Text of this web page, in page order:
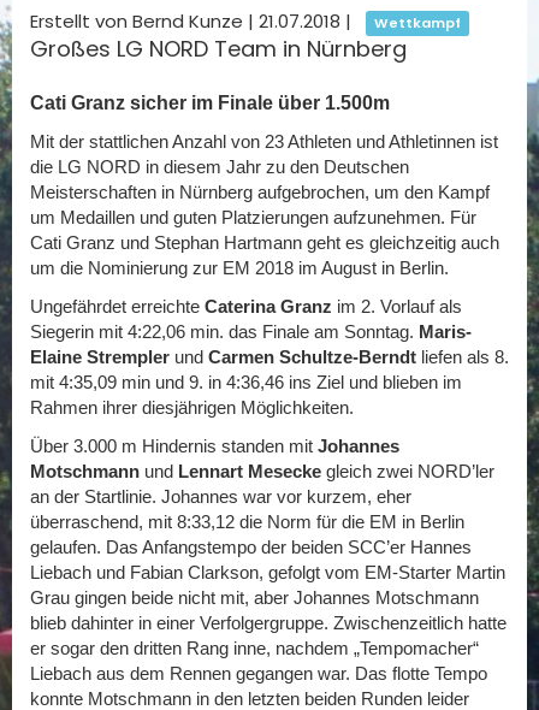
Erstellt von Bernd Kunze | 21.07.2018 | Wettkampf
Großes LG NORD Team in Nürnberg
Cati Granz sicher im Finale über 1.500m
Mit der stattlichen Anzahl von 23 Athleten und Athletinnen ist
die LG NORD in diesem Jahr zu den Deutschen
Meisterschaften in Nürnberg aufgebrochen, um den Kampf
um Medaillen und guten Platzierungen aufzunehmen. Für
Cati Granz und Stephan Hartmann geht es gleichzeitig auch
um die Nominierung zur EM 2018 im August in Berlin.
Ungefährdet erreichte Caterina Granz im 2. Vorlauf als
Siegerin mit 4:22,06 min. das Finale am Sonntag. Maris-
Elaine Strempler und Carmen Schultze-Berndt liefen als 8.
mit 4:35,09 min und 9. in 4:36,46 ins Ziel und blieben im
Rahmen ihrer diesjährigen Möglichkeiten.
Über 3.000 m Hindernis standen mit Johannes
Motschmann und Lennart Mesecke gleich zwei NORD’ler
an der Startlinie. Johannes war vor kurzem, eher
überraschend, mit 8:33,12 die Norm für die EM in Berlin
gelaufen. Das Anfangstempo der beiden SCC’er Hannes
Liebach und Fabian Clarkson, gefolgt vom EM-Starter Martin
Grau gingen beide nicht mit, aber Johannes Motschmann
blieb dahinter in einer Verfolgergruppe. Zwischenzeitlich hatte
er sogar den dritten Rang inne, nachdem „Tempomacher“
Liebach aus dem Rennen gegangen war. Das flotte Tempo
konnte Motschmann in den letzten beiden Runden leider